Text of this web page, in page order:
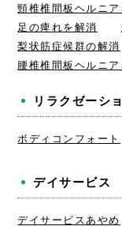
頸椎椎間板ヘルニア
足の痺れを解消
梨状筋症候群の解消
腰椎椎間板ヘルニア
リラクゼーシ
ボディコンフォート
デイサービス
デイサービスあやめ